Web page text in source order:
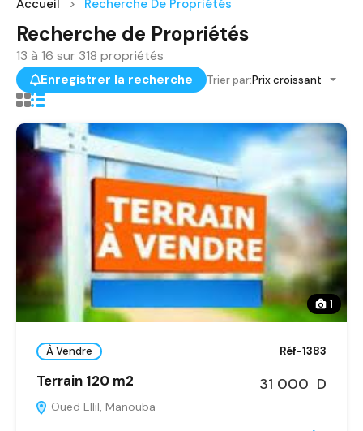
Accueil Recherche De Propriétés
Recherche de Propriétés
13 à 16 sur 318 propriétés
Enregistrer la recherche Trier par:Prix croissant
1
À Vendre Réf-1383
Terrain 120 m2
Oued Ellil, Manouba
31 000 D